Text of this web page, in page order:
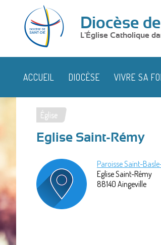
Diocèse
L'Église Catholique
ACCUEIL DIOCÈSE VIVRE SA FOI
Vous
êtes
ici
Église
Eglise Saint-Rémy
Paroisse Saint-
Eglise Saint-Rémy
88140 Aingeville